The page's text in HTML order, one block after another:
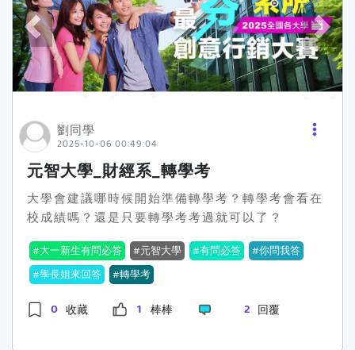
人同意書，使得領取獎項。八、參與者於參加本活
動之同時，即同意接受本活動之活動辦法與注意事
項之規範，如有違反，並就因此所生之損害，主辦
單位得向參加者請求損害賠償。
劉同學
2025-10-06 00:49:04
元智大學_財經系_轉學考
大學會建議哪時候開始準備轉學考？轉學考會看在
校成績嗎？還是只要轉學考考過就可以了？
大一新生有問必答 元智大學 有問必答
你問我答
學長姐來回答
轉學考
0 收藏 1 棒棒 2 回覆